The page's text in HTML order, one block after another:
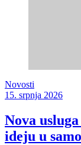
Novosti
15. srpnja 2026
Nova
ideju u